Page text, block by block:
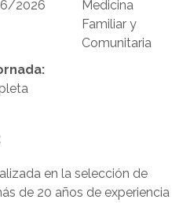
2026
Medicina
Familiar y
Comunitaria
en la selección de
de 20 años de experiencia